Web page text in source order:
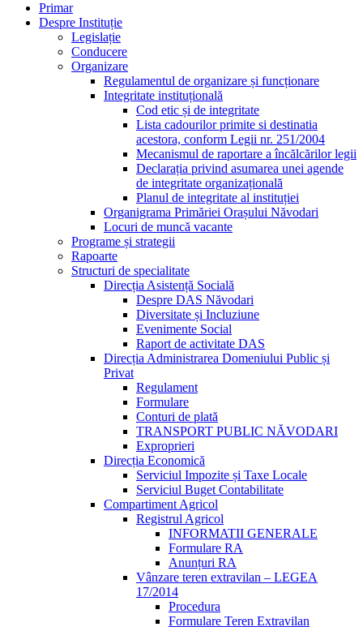
Primar
Despre Instituție
Legislație
Conducere
Organizare
Regulamentul de organizare și funcționare
Integritate instituțională
Cod etic și de integritate
Lista cadourilor primite si destinatia
acestora, conform Legii nr. 251/2004
Mecanismul de raportare a încălcărilor legii
Declarația privind asumarea unei agende
de integritate organizațională
Planul de integritate al instituției
Organigrama Primăriei Orașului Năvodari
Locuri de muncă vacante
Programe și strategii
Rapoarte
Structuri de specialitate
Direcția Asistență Socială
Despre DAS Năvodari
Diversitate și Incluziune
Evenimente Social
Raport de activitate DAS
Direcția Administrarea Domeniului Public și
Privat
Regulament
Formulare
Conturi de plată
TRANSPORT PUBLIC NĂVODARI
Exproprieri
Direcția Economică
Serviciul Impozite și Taxe Locale
Serviciul Buget Contabilitate
Compartiment Agricol
Registrul Agricol
INFORMATII GENERALE
Formulare RA
Anunțuri RA
Vânzare teren extravilan – LEGEA
17/2014
Procedura
Formulare Teren Extravilan